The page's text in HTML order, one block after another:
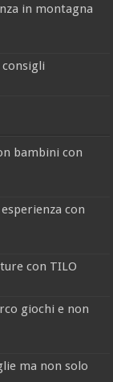
in montagna
bambini con
con
con TILO
giochi e non
ma non solo